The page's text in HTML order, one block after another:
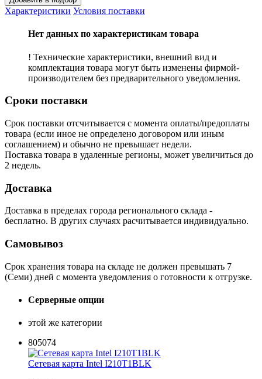
Характеристики Условия поставки
Нет данных по характеристикам товара
! Технические характеристики, внешний вид и
комплектация товара могут быть изменены фирмой-
производителем без предварительного уведомления.
Сроки поставки
Срок поставки отсчитывается с момента оплаты/предоплаты
товара (если иное не определено договором или иным
соглашением) и обычно не превышает недели.
Поставка товара в удаленные регионы, может увеличиться до
2 недель.
Доставка
Доставка в пределах города регионального склада -
бесплатно. В других случаях расчитывается индивидуально.
Самовывоз
Срок хранения товара на складе не должен превышать 7
(Семи) дней с момента уведомления о готовности к отгрузке.
Серверные опции
этой же категории
805074
Сетевая карта Intel I210T1BLK